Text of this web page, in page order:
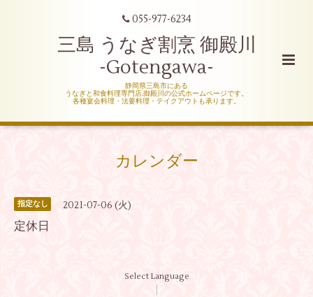
055-977-6234
三島 うなぎ割烹 御殿川
-Gotengawa-
静岡県三島市にある
うなぎと和食料理専門店,御殿川の公式ホームページです。
各種宴会料理・法要料理・テイクアウトも承ります。
カレンダー
指定なし 2021-07-06 (火)
定休日
Select Language